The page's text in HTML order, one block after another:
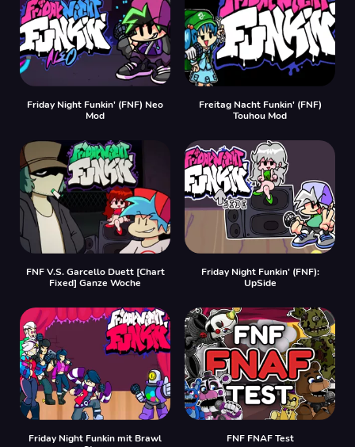
Friday Night Funkin' (FNF) Neo
Mod
Freitag Nacht Funkin' (FNF)
Touhou Mod
FNF V.S. Garcello Duett [Chart
Fixed] Ganze Woche
Friday Night Funkin' (FNF):
UpSide
Friday Night Funkin mit Brawl
FNF FNAF Test